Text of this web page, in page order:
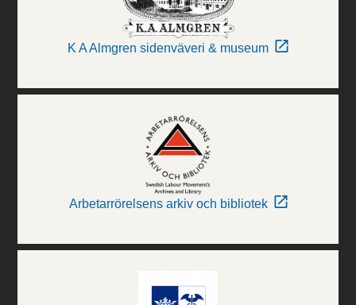
K A Almgren sidenväveri & museum
Arbetarrörelsens arkiv och bibliotek